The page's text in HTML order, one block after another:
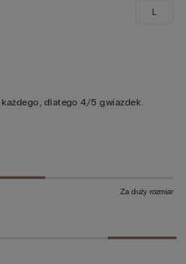
dlatego 4/5 gwiazdek.
L
Za duży rozmiar